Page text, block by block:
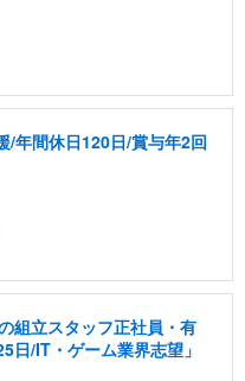
/年間休日120日/賞与年2回
組立スタッフ正社員・有
日/IT・ゲーム業界志望」